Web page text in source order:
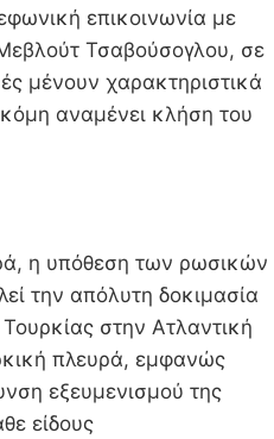
επικοινωνία με
Τσαβούσογλου, σε
μένουν χαρακτηριστικά
αναμένει κλήση του
η υπόθεση των ρωσικών
την απόλυτη δοκιμασία
στην Ατλαντική
πλευρά, εμφανώς
εξευμενισμού της
είδους